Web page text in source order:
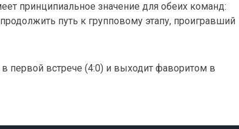
принципиальное значение для обеих команд:
путь к групповому этапу, проигравший
первой встрече (4:0) и выходит фаворитом в